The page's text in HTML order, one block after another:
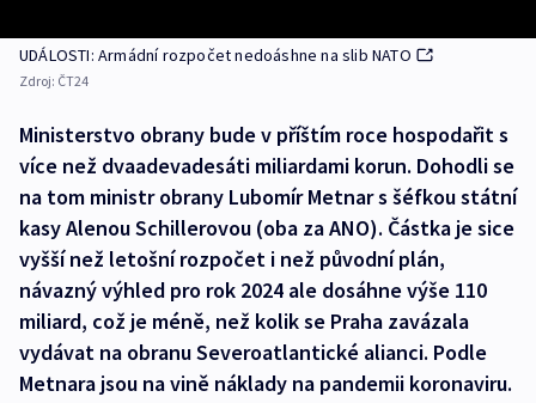
UDÁLOSTI: Armádní rozpočet nedoáshne na slib NATO
Zdroj: ČT24
Ministerstvo obrany bude v příštím roce hospodařit s
více než dvaadevadesáti miliardami korun. Dohodli se
na tom ministr obrany Lubomír Metnar s šéfkou státní
kasy Alenou Schillerovou (oba za ANO). Částka je sice
vyšší než letošní rozpočet i než původní plán,
návazný výhled pro rok 2024 ale dosáhne výše 110
miliard, což je méně, než kolik se Praha zavázala
vydávat na obranu Severoatlantické alianci. Podle
Metnara jsou na vině náklady na pandemii koronaviru.